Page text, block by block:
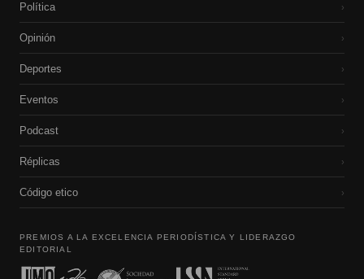
Política ›
Opinión ›
Deportes ›
Eventos ›
Podcast ›
Réplicas ›
Código etico ›
PREMIOS A LA EXCELENCIA PERIODÍSTICA Y LIDERAZGO
EDITORIAL